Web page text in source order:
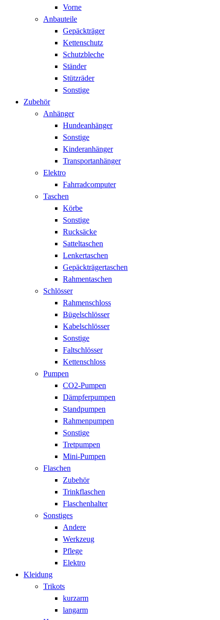
Vorne
Anbauteile
Gepäckträger
Kettenschutz
Schutzbleche
Ständer
Stützräder
Sonstige
Zubehör
Anhänger
Hundeanhänger
Sonstige
Kinderanhänger
Transportanhänger
Elektro
Fahrradcomputer
Taschen
Körbe
Sonstige
Rucksäcke
Satteltaschen
Lenkertaschen
Gepäckträgertaschen
Rahmentaschen
Schlösser
Rahmenschloss
Bügelschlösser
Kabelschlösser
Sonstige
Faltschlösser
Kettenschloss
Pumpen
CO2-Pumpen
Dämpferpumpen
Standpumpen
Rahmenpumpen
Sonstige
Tretpumpen
Mini-Pumpen
Flaschen
Zubehör
Trinkflaschen
Flaschenhalter
Sonstiges
Andere
Werkzeug
Pflege
Elektro
Kleidung
Trikots
kurzarm
langarm